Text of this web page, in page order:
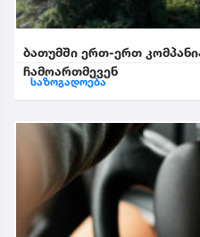
ბათუმში ერთ-ერთ
ჩამოართმევენ
საზოგადოება